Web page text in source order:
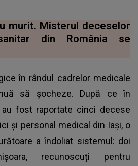
murit. Misterul deceselor
din România se
în rândul cadrelor medicale
să șocheze. După ce în
fost raportate cinci decese
și personal medical din Iași, o
a îndoliat sistemul: doi
recunoscuți pentru